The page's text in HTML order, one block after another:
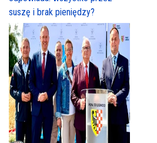
suszę i brak pieniędzy?